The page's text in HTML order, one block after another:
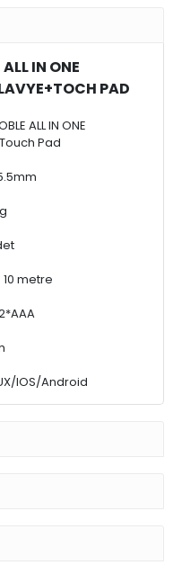
IN ONE
PAD
ALL IN ONE
Pad
metre
IOS/Android